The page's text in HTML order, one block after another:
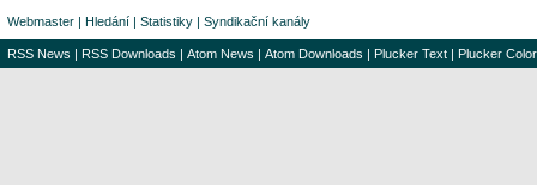
Webmaster | Hledání | Statistiky | Syndikační kanály
RSS News | RSS Downloads | Atom News | Atom Downloads | Plucker Text | Plucker Color